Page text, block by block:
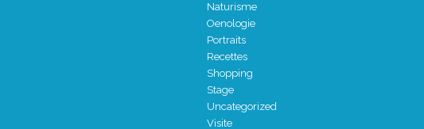
Naturisme
Oenologie
Portraits
Recettes
Shopping
Stage
Uncategorized
Visite